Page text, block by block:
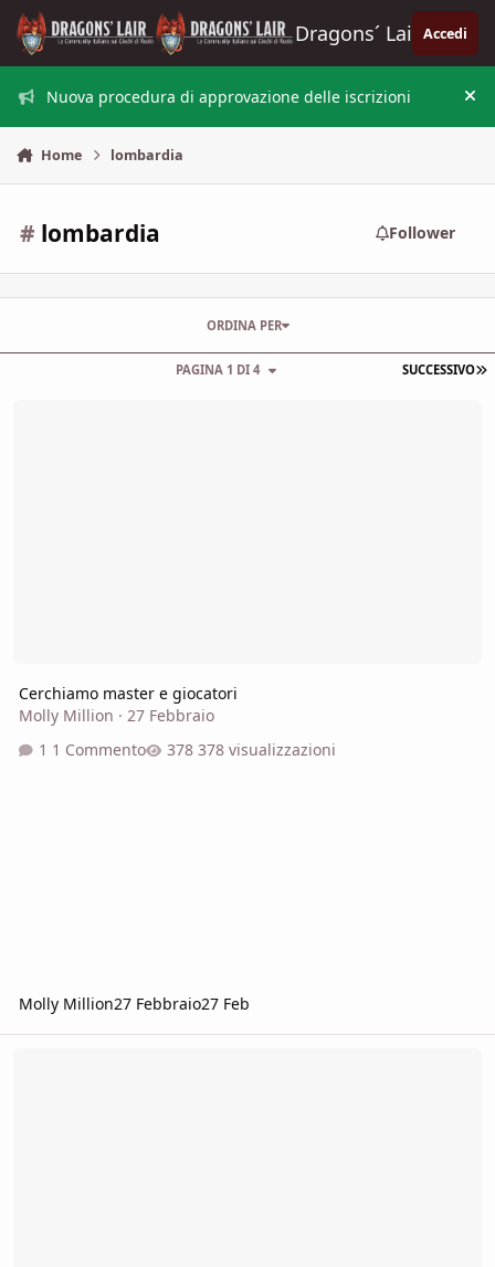
Vai al contenuto
Dragons´ Lair Accedi
Nuova procedura di approvazione delle iscrizioni
Home lombardia
# lombardia Follower
SUCCESSIVO
PAGINA 1 DI 4
ORDINA PER
Cerchiamo master e giocatori
Molly Million · 27 Febbraio
1 Commento
378 visualizzazioni
Molly Million27 Febbraio27 Feb